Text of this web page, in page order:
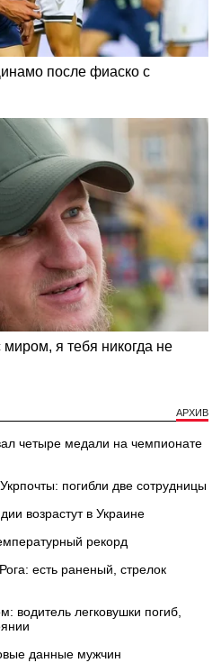
АРХИВ
четыре медали на чемпионате
погибли две сотрудницы
возрастут в Украине
рекорд
есть раненый, стрелок
водитель легковушки погиб,
данные мужчин